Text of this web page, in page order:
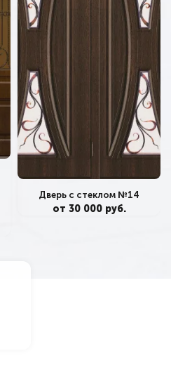
Дверь с стеклом №14
от 30 000 руб.